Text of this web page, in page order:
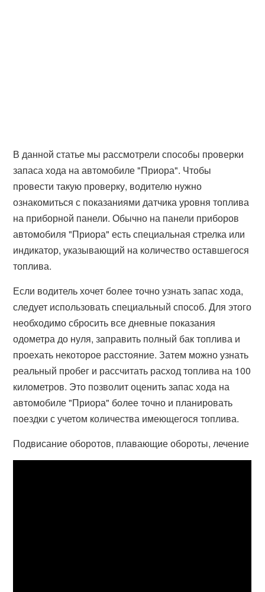
В данной статье мы рассмотрели способы проверки
запаса хода на автомобиле "Приора". Чтобы
провести такую проверку, водителю нужно
ознакомиться с показаниями датчика уровня топлива
на приборной панели. Обычно на панели приборов
автомобиля "Приора" есть специальная стрелка или
индикатор, указывающий на количество оставшегося
топлива.
Если водитель хочет более точно узнать запас хода,
следует использовать специальный способ. Для этого
необходимо сбросить все дневные показания
одометра до нуля, заправить полный бак топлива и
проехать некоторое расстояние. Затем можно узнать
реальный пробег и рассчитать расход топлива на 100
километров. Это позволит оценить запас хода на
автомобиле "Приора" более точно и планировать
поездки с учетом количества имеющегося топлива.
Подвисание оборотов, плавающие обороты, лечение